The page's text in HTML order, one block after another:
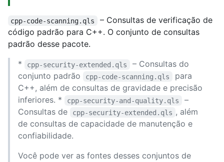
cpp-code-scanning.qls
– Consultas de verificação de
código padrão para C++. O conjunto de consultas
padrão desse pacote.
*
cpp-security-extended.qls
– Consultas do
conjunto padrão
cpp-code-scanning.qls
para
C++, além de consultas de gravidade e precisão
inferiores. *
cpp-security-and-quality.qls
–
Consultas de
cpp-security-extended.qls , além
de consultas de capacidade de manutenção e
confiabilidade.
Você pode ver as fontes desses conjuntos de